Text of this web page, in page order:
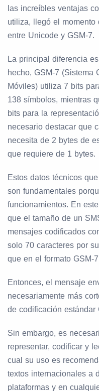
las increíbles ventajas
utiliza, llegó el momento
entre Unicode y GSM-7.
La principal diferencia
hecho, GSM-7 (Sistema
Móviles) utiliza 7 bits
138 símbolos, mientras
bits para la
necesario destacar que
necesita de 2 bytes de
que requiere de 1 bytes.
Estos datos técnicos
son fundamentales
funcionamientos. En
que el tamaño de un
mensajes codificados
solo 70 caracteres por
que en el formato GSM-
Entonces, el mensaje
necesariamente más
de codificación estándar
Sin embargo, es
representar, codificar y
cual su uso es
textos internacionales a
plataformas y en